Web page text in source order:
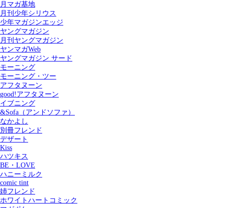
月マガ基地
月刊少年シリウス
少年マガジンエッジ
ヤングマガジン
月刊ヤングマガジン
ヤンマガWeb
ヤングマガジン サード
モーニング
モーニング・ツー
アフタヌーン
good!アフタヌーン
イブニング
&Sofa（アンドソファ）
なかよし
別冊フレンド
デザート
Kiss
ハツキス
BE・LOVE
ハニーミルク
comic tint
姉フレンド
ホワイトハートコミック